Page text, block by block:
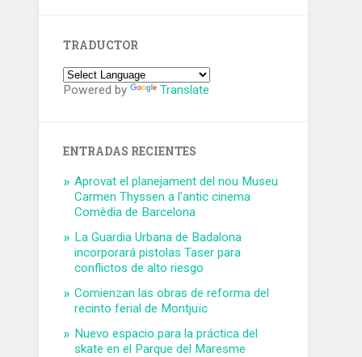
TRADUCTOR
Powered by Translate
ENTRADAS RECIENTES
Aprovat el planejament del nou Museu
Carmen Thyssen a l’antic cinema
Comèdia de Barcelona
La Guardia Urbana de Badalona
incorporará pistolas Taser para
conflictos de alto riesgo
Comienzan las obras de reforma del
recinto ferial de Montjuïc
Nuevo espacio para la práctica del
skate en el Parque del Maresme